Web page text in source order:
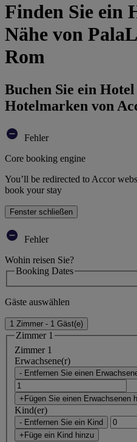
Finden Sie ein
Nähe von
Rom
Buchen Sie ein
Hotelmarken von
Fehler
Core booking engine
You’ll be redirected to Accor
book your stay
Fenster schließen
Fehler
Wohin reisen Sie?
Booking Dates
Gäste auswählen
1 Zimmer - 1 Gäst(e)
Zimmer 1
Zimmer 1
Erwachsene(r)
- Entfernen Sie einen
+Fügen Sie einen Erwachsenen
Kind(er)
- Entfernen Sie ein Kind
+Füge ein Kind hinzu